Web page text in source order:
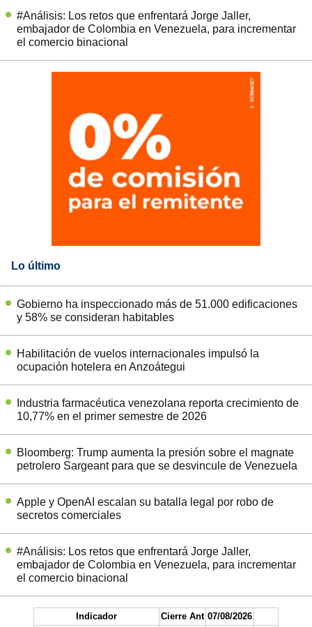
#Análisis: Los retos que enfrentará Jorge Jaller,
embajador de Colombia en Venezuela, para incrementar
el comercio binacional
Lo último
Gobierno ha inspeccionado más de 51.000 edificaciones
y 58% se consideran habitables
Habilitación de vuelos internacionales impulsó la
ocupación hotelera en Anzoátegui
Industria farmacéutica venezolana reporta crecimiento de
10,77% en el primer semestre de 2026
Bloomberg: Trump aumenta la presión sobre el magnate
petrolero Sargeant para que se desvincule de Venezuela
Apple y OpenAI escalan su batalla legal por robo de
secretos comerciales
#Análisis: Los retos que enfrentará Jorge Jaller,
embajador de Colombia en Venezuela, para incrementar
el comercio binacional
Indicador Cierre Ant 07/08/2026